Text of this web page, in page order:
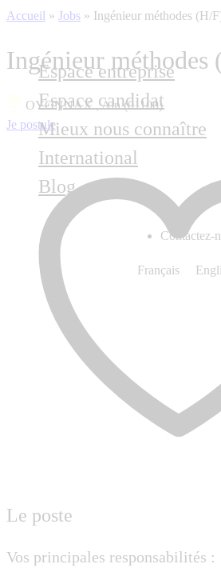
Espace entreprise
Espace candidat
Mieux nous connaître
International
Blog
Contactez-
Français
Accueil » Jobs » Ingénieur méthodes (H/
Ingénieur méthodes
OYONNAX , Ain (01100)
Je postule
Le poste
Vos principales responsabilités :